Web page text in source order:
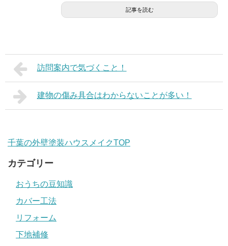
記事を読む
訪問案内で気づくこと！
建物の傷み具合はわからないことが多い！
千葉の外壁塗装ハウスメイクTOP
カテゴリー
おうちの豆知識
カバー工法
リフォーム
下地補修